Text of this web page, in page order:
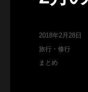
投
稿
2018年2月28日
カ
テ
旅行・修行
タ
まとめ